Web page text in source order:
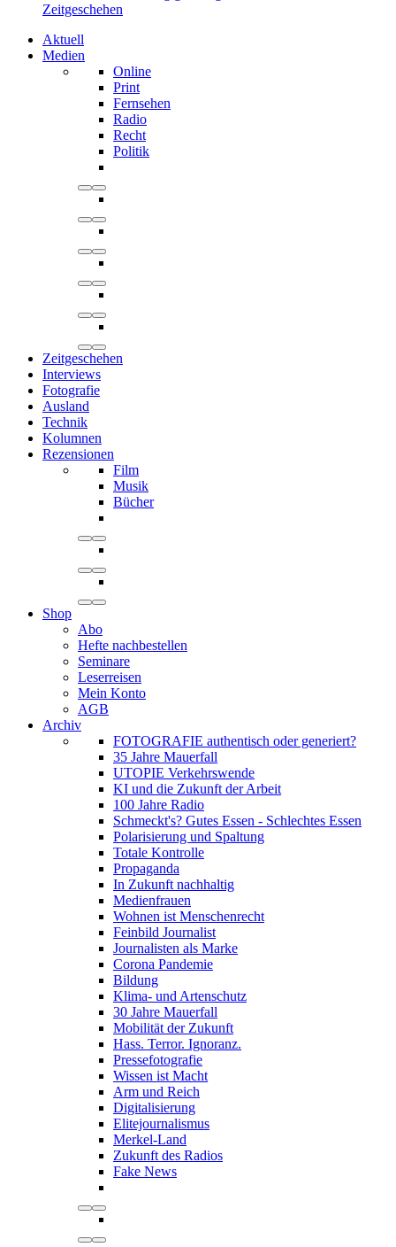
Aktuell
Medien
Online
Print
Fernsehen
Radio
Recht
Politik
Zeitgeschehen
Interviews
Fotografie
Ausland
Technik
Kolumnen
Rezensionen
Film
Musik
Bücher
Shop
Abo
Hefte nachbestellen
Seminare
Leserreisen
Mein Konto
AGB
Archiv
FOTOGRAFIE authentisch oder generiert?
35 Jahre Mauerfall
UTOPIE Verkehrswende
KI und die Zukunft der Arbeit
100 Jahre Radio
Schmeckt's? Gutes Essen - Schlechtes Essen
Polarisierung und Spaltung
Totale Kontrolle
Propaganda
In Zukunft nachhaltig
Medienfrauen
Wohnen ist Menschenrecht
Feinbild Journalist
Journalisten als Marke
Corona Pandemie
Bildung
Klima- und Artenschutz
30 Jahre Mauerfall
Mobilität der Zukunft
Hass. Terror. Ignoranz.
Pressefotografie
Wissen ist Macht
Arm und Reich
Digitalisierung
Elitejournalismus
Merkel-Land
Zukunft des Radios
Fake News